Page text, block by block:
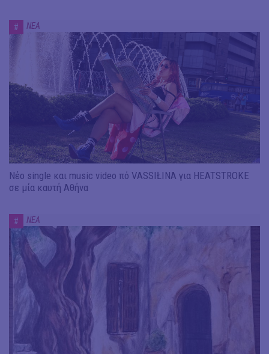
# ΝΕΑ
Νέο single και music video πό VASSIŁINA για HEATSTROKE
σε μία καυτή Αθήνα
# ΝΕΑ